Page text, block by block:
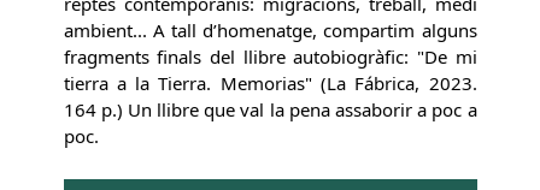
ambient... A tall d’homenatge, compartim alguns
fragments finals del llibre autobiogràfic: "De mi
tierra a la Tierra. Memorias" (La Fábrica, 2023.
164 p.) Un llibre que val la pena assaborir a poc a
poc.